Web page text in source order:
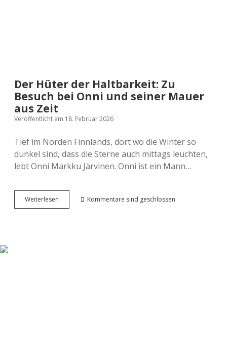
Der Hüter der Haltbarkeit: Zu
Besuch bei Onni und seiner Mauer
aus Zeit
Veröffentlicht am 18. Februar 2026
Tief im Norden Finnlands, dort wo die Winter so
dunkel sind, dass die Sterne auch mittags leuchten,
lebt Onni Markku Järvinen. Onni ist ein Mann…
Weiterlesen
Hüter
Kommentare sind geschlossen